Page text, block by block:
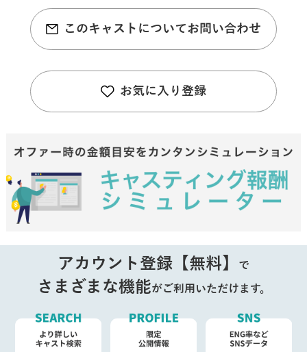
このキャストについてお問い合わせ
お気に入り登録
アカウント登録【無料】 で
さまざまな機能がご利用いただけます。